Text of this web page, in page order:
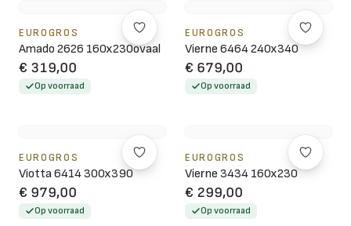
EUROGROS
Amado 2626 160x230ovaal
€ 319,00
Op voorraad
EUROGROS
Vierne 6464 240x340
€ 679,00
Op voorraad
EUROGROS
Viotta 6414 300x390
€ 979,00
Op voorraad
EUROGROS
Vierne 3434 160x230
€ 299,00
Op voorraad